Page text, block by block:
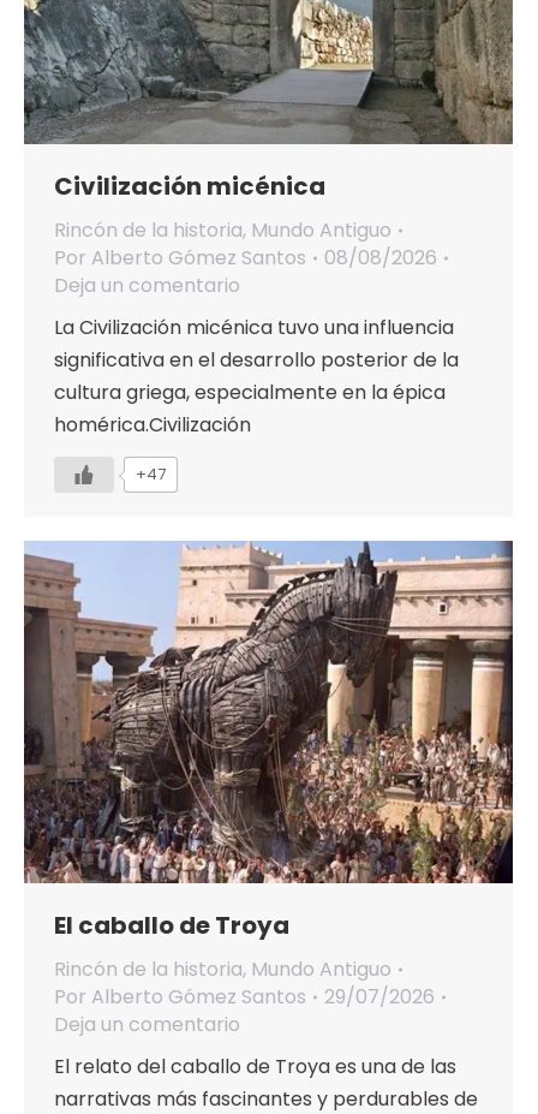
Civilización micénica
Rincón de la historia, Mundo Antiguo
Por Alberto Gómez Santos
08/08/2026
Deja un comentario
La Civilización micénica tuvo una influencia
significativa en el desarrollo posterior de la
cultura griega, especialmente en la épica
homérica.Civilización
+47
El caballo de Troya
Rincón de la historia, Mundo Antiguo
Por Alberto Gómez Santos
29/07/2026
Deja un comentario
El relato del caballo de Troya es una de las
narrativas más fascinantes y perdurables de